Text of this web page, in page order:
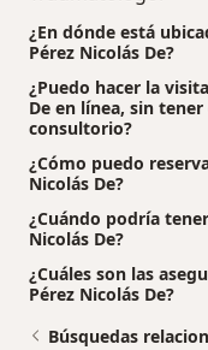
¿En dónde está
Pérez Nicolás De?
¿Puedo hacer la
De en línea, sin
consultorio?
¿Cómo puedo
Nicolás De?
¿Cuándo podría
Nicolás De?
¿Cuáles son las
Pérez Nicolás De?
Búsquedas